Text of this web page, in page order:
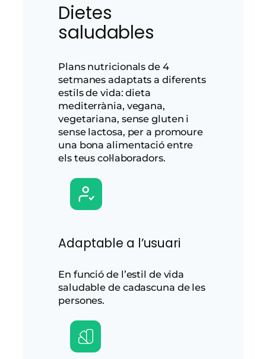
Dietes
saludables
Plans nutricionals de 4
setmanes adaptats a diferents
estils de vida: dieta
mediterrània, vegana,
vegetariana, sense gluten i
sense lactosa, per a promoure
una bona alimentació entre
els teus col·laboradors.
Adaptable a l’usuari
En funció de l’estil de vida
saludable de cadascuna de les
persones.